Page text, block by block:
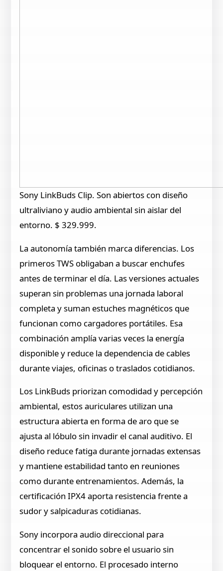
Sony LinkBuds Clip. Son abiertos con diseño
ultraliviano y audio ambiental sin aislar del
entorno. $ 329.999.
La autonomía también marca diferencias. Los
primeros TWS obligaban a buscar enchufes
antes de terminar el día. Las versiones actuales
superan sin problemas una jornada laboral
completa y suman estuches magnéticos que
funcionan como cargadores portátiles. Esa
combinación amplía varias veces la energía
disponible y reduce la dependencia de cables
durante viajes, oficinas o traslados cotidianos.
Los LinkBuds priorizan comodidad y percepción
ambiental, estos auriculares utilizan una
estructura abierta en forma de aro que se
ajusta al lóbulo sin invadir el canal auditivo. El
diseño reduce fatiga durante jornadas extensas
y mantiene estabilidad tanto en reuniones
como durante entrenamientos. Además, la
certificación IPX4 aporta resistencia frente a
sudor y salpicaduras cotidianas.
Sony incorpora audio direccional para
concentrar el sonido sobre el usuario sin
bloquear el entorno. El procesado interno